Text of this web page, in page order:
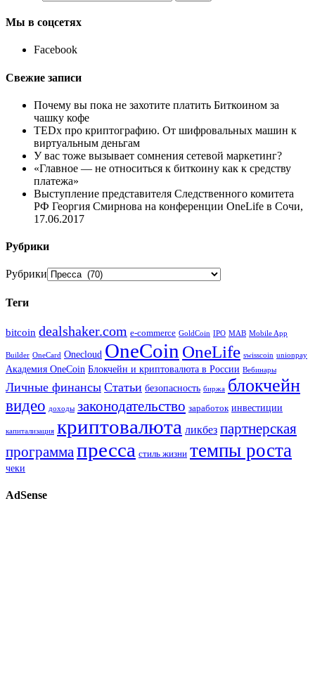
Мы в соцсетях
Facebook
Свежие записи
Почему вы пока не захотите платить Биткоином за
чашку кофе
TEDx про криптографию. От шифровальных машин к
виртуальным деньгам
У вас тоже вызывает сомнения сетевой маркетинг?
«Главное — не относиться к биткоину как к средству
платежа»
Выступление представителя Следственного комитета
РФ Георгия Смирнова на конференции OneLife в Сочи,
17.06.2017
Рубрики
Рубрики
Теги
bitcoin dealshaker.com e-commerce GoldCoin IPO MAB Mobile App
Builder OneCard Onecloud OneCoin OneLife swisscoin unionpay
Академия OneCoin Блокчейн и криптовалюта в России Вебинары
Личные финансы Статьи безопасность биржа блокчейн
видео доходы законодательство заработок инвестиции
капитализация криптовалюта ликбез партнерская
программапресса стиль жизни темпы роста
чеки
AdSense